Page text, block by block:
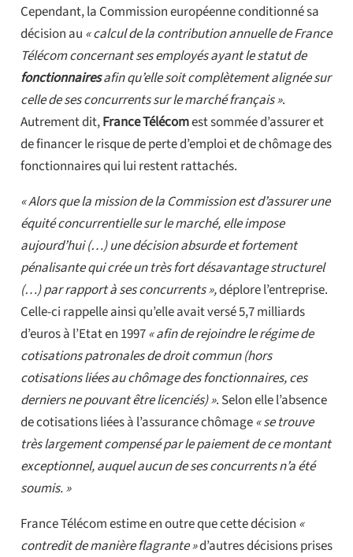
Cependant, la Commission européenne conditionné sa
décision au « calcul de la contribution annuelle de France
Télécom concernant ses employés ayant le statut de
fonctionnairesafin qu’elle soit complètement alignée sur
celle de ses concurrents sur le marché français ».
Autrement dit,France Télécomest sommée d’assurer et
de financer le risque de perte d’emploi et de chômage des
fonctionnaires qui lui restent rattachés.
« Alors que la mission de la Commission est d’assurer une
équité concurrentielle sur le marché, elle impose
aujourd’hui (…) une décision absurde et fortement
pénalisante qui crée un très fort désavantage structurel
(…) par rapport à ses concurrents »,déplore l’entreprise.
Celle-ci rappelle ainsi qu’elle avait versé 5,7 milliards
d’euros à l’Etat en 1997« afin de rejoindre le régime de
cotisations patronales de droit commun (hors
cotisations liées au chômage des fonctionnaires, ces
derniers ne pouvant être licenciés) ». Selon elle l’absence
de cotisations liées à l’assurance chômage« se trouve
très largement compensé par le paiement de ce montant
exceptionnel, auquel aucun de ses concurrents n’a été
soumis. »
France Télécom estime en outre que cette décision «
contredit de manière flagrante »d’autres décisions prises